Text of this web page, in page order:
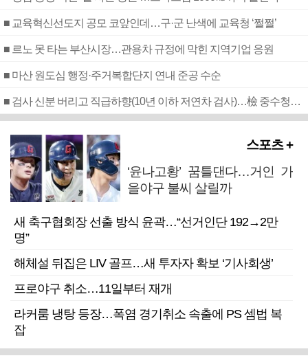
■ 교육혁신선도지 공모 코앞인데…구·군 난색에 교육청 ‘쩔쩔’
■ 르노 못 타는 부산시장…관용차 규정에 막힌 지역기업 응원
■ 마산 원도심 행정·주거복합단지 연내 준공 수순
■ 검사 신분 버리고 직급하향(10년 이하 저연차 검사)…檢 중수청행 기피
스포츠 +
‘윤나고황’ 꿈틀댄다…거인 가
을야구 불씨 살릴까
새 축구협회장 선출 방식 윤곽…“선거인단 192→2만
명”
해체설 뒤집은 LIV 골프…새 투자자 확보 ‘기사회생’
프로야구 취소…11일부터 재개
라커룸 냉탕 등장…폭염 경기취소 속출에 PS 셈법 복
잡